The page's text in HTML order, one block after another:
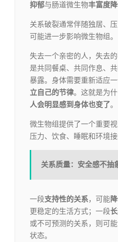
抑郁与肠道微生物丰富度
关系破裂通常伴随独居、
可能进一步影响微生物组。
失去一个亲密的人，失去
是共同餐桌、共同作息、
暴露。身体需要重新适应一
立自己的节律。这就是为
人会明显感到身体也变了。
微生物组提供了一个重要
压力、饮食、睡眠和环境
关系质量：安全感不抽
一段支持性的关系，可能
更稳定的生活方式；一段
或不可预测的关系，则可
状态。